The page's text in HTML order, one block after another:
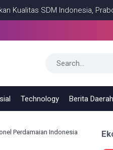
SDM Indonesia, Prabowo
Technology Berita Daerah
Perdamaian Indonesia